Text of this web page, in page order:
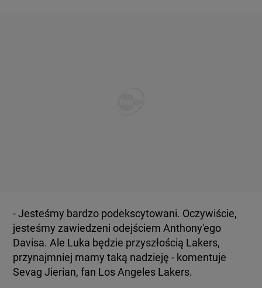
- Jesteśmy bardzo podekscytowani. Oczywiście,
jesteśmy zawiedzeni odejściem Anthony'ego
Davisa. Ale Luka będzie przyszłością Lakers,
przynajmniej mamy taką nadzieję - komentuje
Sevag Jierian, fan Los Angeles Lakers.